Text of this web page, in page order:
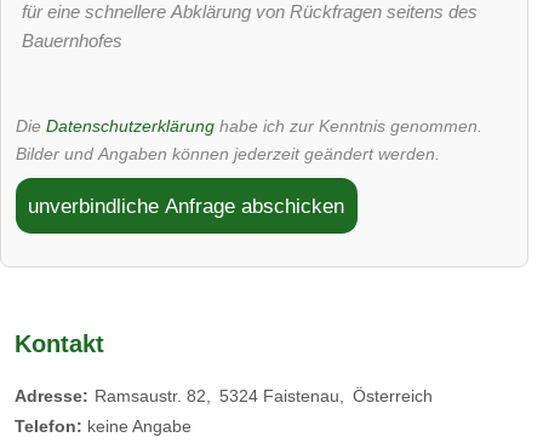
für eine schnellere Abklärung von Rückfragen seitens des
Bauernhofes
Die Datenschutzerklärung habe ich zur Kenntnis genommen.
Bilder und Angaben können jederzeit geändert werden.
unverbindliche Anfrage abschicken
Kontakt
Adresse: Ramsaustr. 82 5324 Faistenau
Österreich
Telefon: keine Angabe